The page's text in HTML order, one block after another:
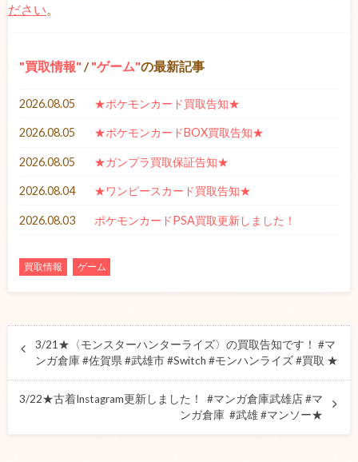
ださい
買取情報 / ゲーム の最新記事
2026.08.05 ★ポケモンカード買取告知★
2026.08.05 ★ポケモンカードBOX買取告知★
2026.08.05 ★ガンプラ買取保証告知★
2026.08.04 ★ワンピースカード買取告知★
2026.08.03 ポケモンカードPSA買取更新しました！
買取情報 ゲーム
3/21★〈モンスターハンターライズ〉の買取告知です！ #マ
ンガ倉庫 #佐賀県 #武雄市 #Switch #モンハンライズ #買取 ★
3/22★古着Instagram更新しました！ #マンガ倉庫武雄店 #マ
ンガ倉庫 #武雄 #マンソー★